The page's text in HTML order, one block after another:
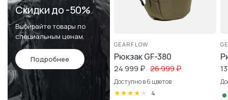
Скидки до -50%
Выбирайте товары по
специальным ценам.
Подробнее
GEARFLOW
Рюкзак GF-380
24 999 ₽ 26 999₽
белый
черный
серебристый
золотой
красный
синий
Доступно в 6 цветов
4